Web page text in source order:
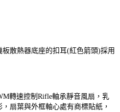
散熱器底座的扣耳(紅色箭頭)採用
轉速控制Rifle軸承靜音風扇，乳
扇葉與外框軸心處有商標貼紙，